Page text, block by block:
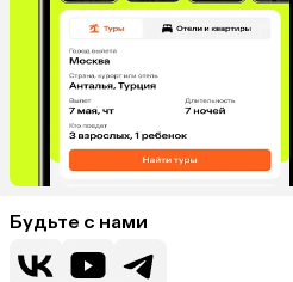
Будьте с нами